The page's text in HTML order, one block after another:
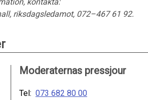
riksdagsledamot, 072–467 61 92.
Moderaternas pressjour
Tel: 073 682 80 00